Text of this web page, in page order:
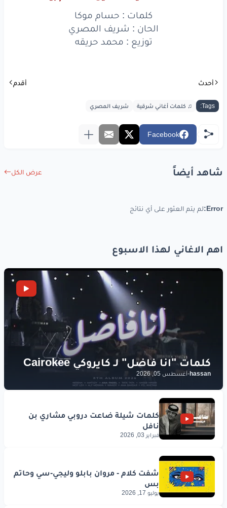
كلمات : حسام موكا
الحان : شريف المصري
توزيع : محمد حريقه
أحدث أقدم
Tags: ♫ كلمات أغاني شرقية شريف المصري
Facebook
شاهد أيضاً عرض الكل
Error: لم يتم العثور على أي نتائج
اهم الاغاني لهذا الاسبوع
hassan
-أغسطس 05, 2026
فبراير 03, 2026
يوليو 17, 2026